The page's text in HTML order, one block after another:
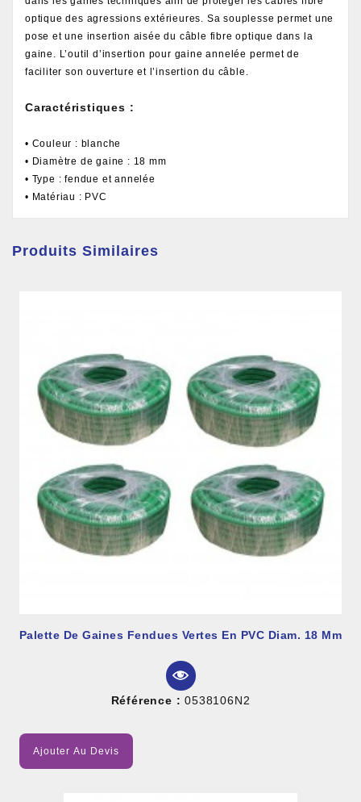
optique des agressions extérieures. Sa souplesse permet une
pose et une insertion aisée du câble fibre optique dans la
gaine. L’outil d’insertion pour gaine annelée permet de
faciliter son ouverture et l’insertion du câble.
Caractéristiques :
• Couleur : blanche
• Diamètre de gaine : 18 mm
• Type : fendue et annelée
• Matériau : PVC
Produits Similaires
Palette De Gaines Fendues Vertes En PVC Diam. 18 Mm
Référence : 0538106N2
Ajouter Au Devis